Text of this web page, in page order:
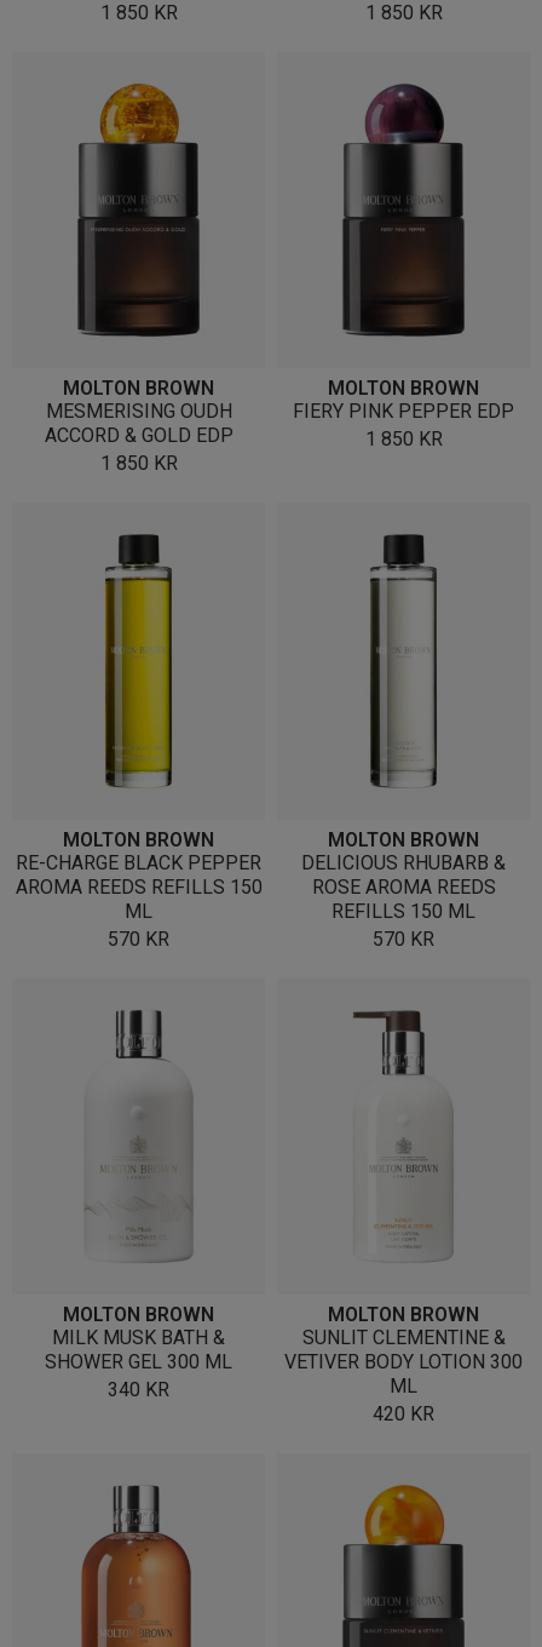
1 850 KR
1 850 KR
MOLTON BROWN
MESMERISING OUDH
ACCORD & GOLD EDP
1 850 KR
MOLTON BROWN
FIERY PINK PEPPER EDP
1 850 KR
MOLTON BROWN
RE-CHARGE BLACK PEPPER
AROMA REEDS REFILLS 150
ML
570 KR
MOLTON BROWN
DELICIOUS RHUBARB &
ROSE AROMA REEDS
REFILLS 150 ML
570 KR
MOLTON BROWN
MILK MUSK BATH &
SHOWER GEL 300 ML
340 KR
MOLTON BROWN
SUNLIT CLEMENTINE &
VETIVER BODY LOTION 300
ML
420 KR